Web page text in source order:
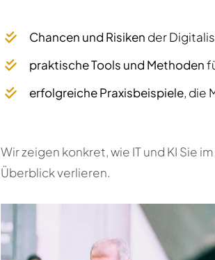
Chancen und Risiken der
praktische Tools und Methoden
erfolgreiche Praxisbeispiele, die
Wir zeigen konkret, wie IT und KI Sie
Überblick verlieren.